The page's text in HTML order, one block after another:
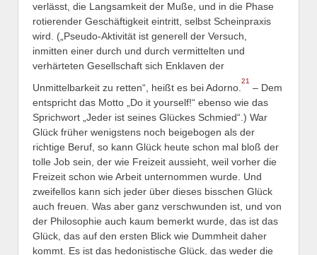
verlässt, die Langsamkeit der Muße, und in die Phase
rotierender Geschäftigkeit eintritt, selbst Scheinpraxis
wird. („Pseudo-Aktivität ist generell der Versuch,
inmitten einer durch und durch vermittelten und
verhärteten Gesellschaft sich Enklaven der
Unmittelbarkeit zu retten“, heißt es bei Adorno.
21
– Dem
entspricht das Motto „Do it yourself!“ ebenso wie das
Sprichwort „Jeder ist seines Glückes Schmied“.) War
Glück früher wenigstens noch beigebogen als der
richtige Beruf, so kann Glück heute schon mal bloß der
tolle Job sein, der wie Freizeit aussieht, weil vorher die
Freizeit schon wie Arbeit unternommen wurde. Und
zweifellos kann sich jeder über dieses bisschen Glück
auch freuen. Was aber ganz verschwunden ist, und von
der Philosophie auch kaum bemerkt wurde, das ist das
Glück, das auf den ersten Blick wie Dummheit daher
kommt. Es ist das hedonistische Glück, das weder die